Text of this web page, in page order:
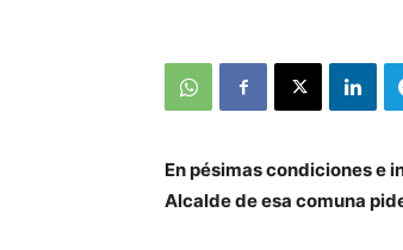
En pésimas condiciones e
Alcalde de esa comuna